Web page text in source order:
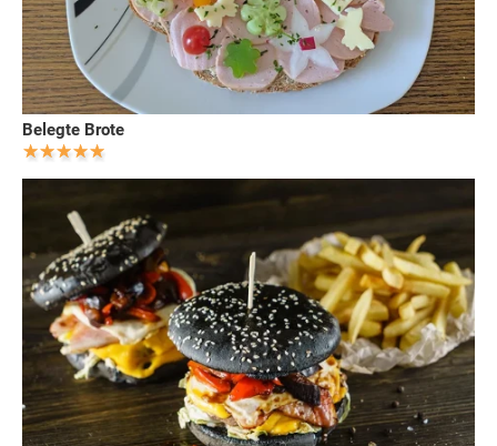
Belegte Brote